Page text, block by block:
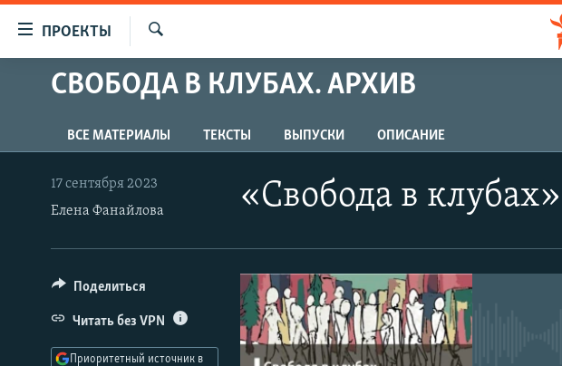
упрощенного
Вернуться
к
основному
содержанию
навигации
Вернутся
ПРОЕКТЫ
ПРОГРАММЫ
АВТОРСКИЕ ПРОЕКТЫ
ЦИТАТЫ СВОБОДЫ
МНЕНИЯ
КУЛЬТУРА
IDEL.РЕАЛИИ
КАВКАЗ.РЕАЛИИ
СЕВЕР.РЕАЛИИ
СВОБОДА В КЛУБАХ. АРХИВ
ВСЕ МАТЕРИАЛЫ ТЕКСТЫ ВЫПУСКИ ОПИСАНИЕ
«Свобода в клубах»
17 сентября 2023
Елена Фанайлова
Поделиться
Читать без VPN
Приоритетный источник в